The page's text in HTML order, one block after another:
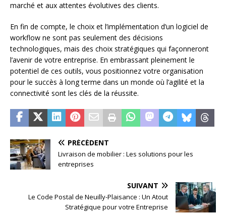
marché et aux attentes évolutives des clients.
En fin de compte, le choix et l’implémentation d’un logiciel de
workflow ne sont pas seulement des décisions
technologiques, mais des choix stratégiques qui façonneront
l’avenir de votre entreprise. En embrassant pleinement le
potentiel de ces outils, vous positionnez votre organisation
pour le succès à long terme dans un monde où l’agilité et la
connectivité sont les clés de la réussite.
PRÉCÉDENT
Livraison de mobilier : Les solutions pour les
entreprises
SUIVANT
Le Code Postal de Neuilly-Plaisance : Un Atout
Stratégique pour votre Entreprise